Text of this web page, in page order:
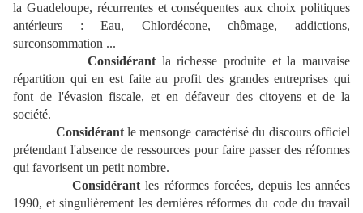
la Guadeloupe, récurrentes et conséquentes aux choix politiques
antérieurs : Eau, Chlordécone, chômage, addictions,
surconsommation ...
Considérant la richesse produite et la mauvaise
répartition qui en est faite au profit des grandes entreprises qui
font de l'évasion fiscale, et en défaveur des citoyens et de la
société.
Considérantle mensonge caractérisé du discours officiel
prétendant l'absence de ressources pour faire passer des réformes
qui favorisent un petit nombre.
Considérant les réformes forcées, depuis les années
1990, et singulièrement les dernières réformes du code du travail